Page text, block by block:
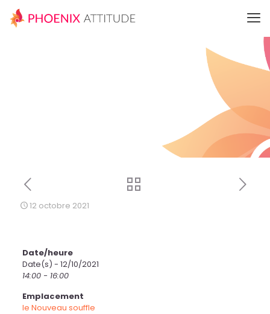
12 octobre 2021
Date/heure
Date(s) - 12/10/2021
14:00 - 16:00
Emplacement
le Nouveau souffle